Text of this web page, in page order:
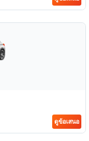
ดูข้อเสนอ